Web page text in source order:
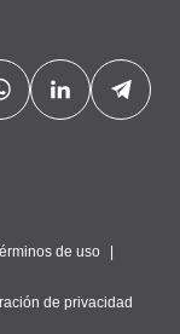
de uso
de privacidad